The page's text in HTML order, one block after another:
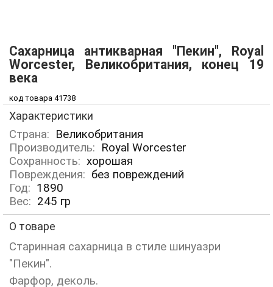
Сахарница антикварная "Пекин", Royal
Worcester, Великобритания, конец 19
века
код товара 41738
Характеристики
Страна: Великобритания
Производитель: Royal Worcester
Сохранность: хорошая
Повреждения: без повреждений
Год: 1890
Вес: 245 гр
О товаре
Старинная сахарница в стиле шинуазри
"Пекин".
Фарфор, деколь.